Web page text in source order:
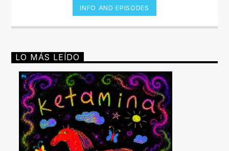
Symphonic Metal, Doom, Stoner, Nu Metal, Glam metal,
Speed Metal, Black Metal, Metal Progresivo ¡y más
ruido!Miércoles 6pm a 8 pm | Domingo 10 am a 12 pm por
INFO AND EPISODES
LO MÁS LEÍDO